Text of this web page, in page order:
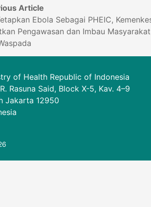
Article
Ebola Sebagai PHEIC,
Pengawasan dan Imbau Masyarakat
of Health Republic of Indonesia
Rasuna Said, Block X-5, Kav. 4–9
Jakarta 12950